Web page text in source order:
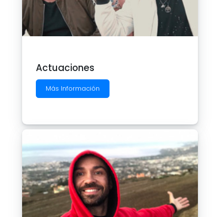
Actuaciones
Más Información